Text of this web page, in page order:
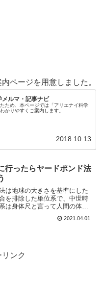
ページを用意しました。
メルマ・記事ナビ
ため、本ページでは「アリエナイ科学
かりやすくご案内します。
2018.10.13
行ったらヤードポンド法
は地球の大きさを基準にした
を排除した単位系で、中世時
は身体尺と言って人間の体を
ぼすべしと言われていますが、
2021.04.01
ンク